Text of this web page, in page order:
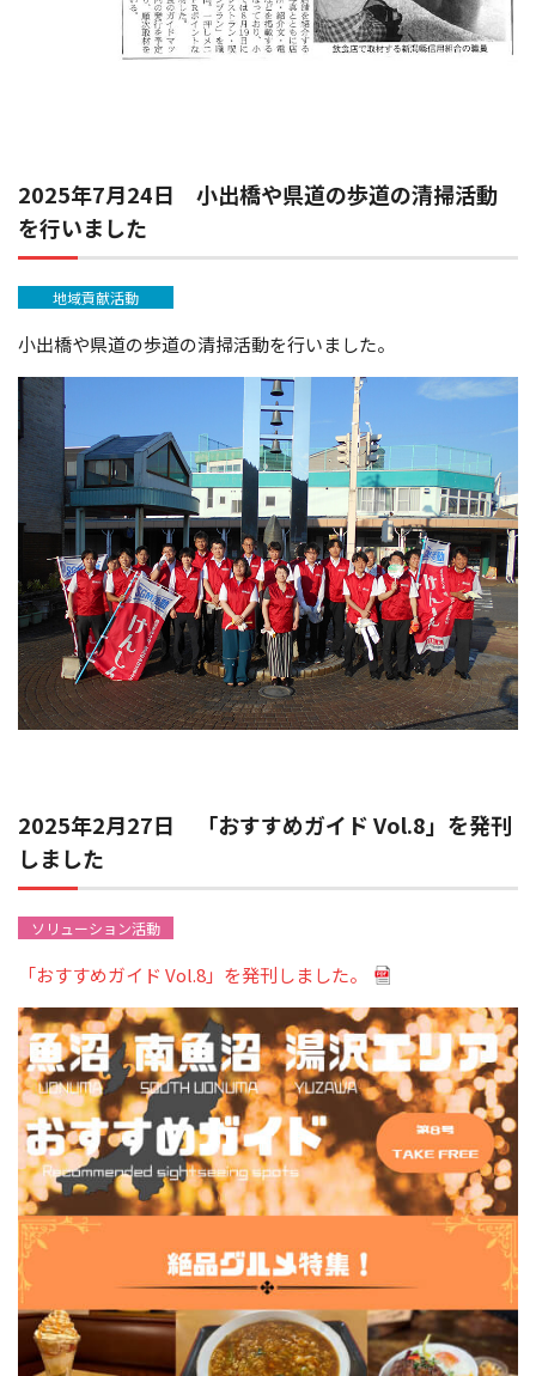
2025年7月24日 小出橋や県道の歩道の清掃活動
を行いました
地域貢献活動
小出橋や県道の歩道の清掃活動を行いました。
2025年2月27日 「おすすめガイド Vol.8」を発刊
しました
ソリューション活動
「おすすめガイド Vol.8」を発刊しました。